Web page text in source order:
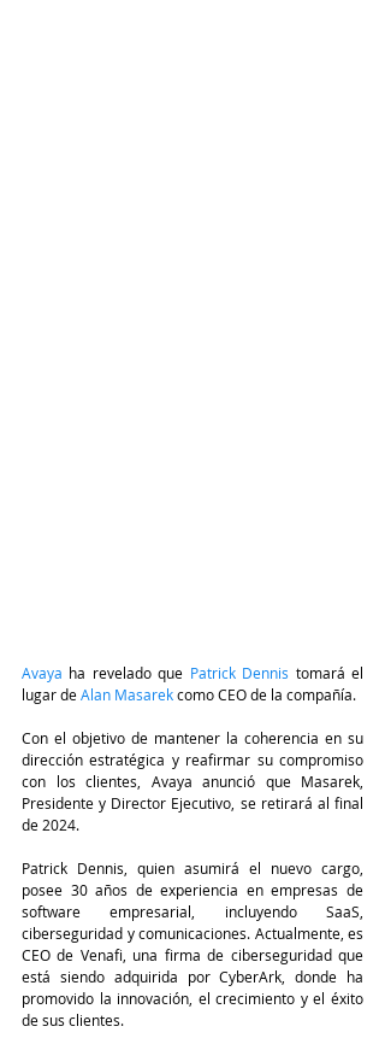
Avaya ha revelado que Patrick Dennis tomará el
lugar de Alan Masarek como CEO de la compañía.
Con el objetivo de mantener la coherencia en su
dirección estratégica y reafirmar su compromiso
con los clientes, Avaya anunció que Masarek,
Presidente y Director Ejecutivo, se retirará al final
de 2024.
Patrick Dennis, quien asumirá el nuevo cargo,
posee 30 años de experiencia en empresas de
software empresarial, incluyendo SaaS,
ciberseguridad y comunicaciones. Actualmente, es
CEO de Venafi, una firma de ciberseguridad que
está siendo adquirida por CyberArk, donde ha
promovido la innovación, el crecimiento y el éxito
de sus clientes.